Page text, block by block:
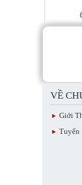
VỀ
Giới
Tuyển